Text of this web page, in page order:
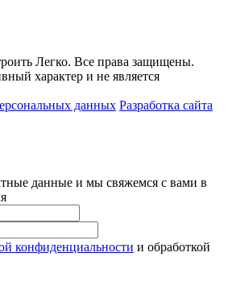
Легко. Все права защищены.
характер и не является
данных Разработка сайта
данные и мы свяжемся с вами в
конфиденциальности и обработкой